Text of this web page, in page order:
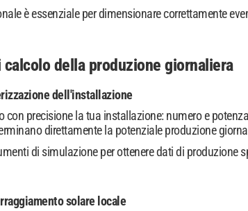
è essenziale per dimensionare correttamente
della produzione giornaliera
dell'installazione
con precisione la tua installazione: numero e
direttamente la potenziale produzione
di simulazione per ottenere dati di produzione
solare locale